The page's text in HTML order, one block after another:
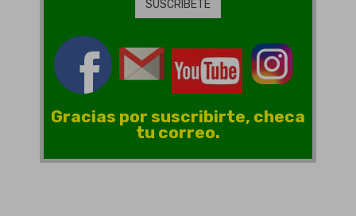
Gracias por suscribirte, checa
tu correo.